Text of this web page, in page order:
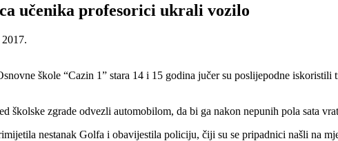
učenika profesorici ukrali vozilo
škole “Cazin 1” stara 14 i 15 godina jučer su poslijepodne
školske zgrade odvezli automobilom, da bi ga nakon nepunih pola sata
nestanak Golfa i obavijestila policiju, čiji su se pripadnici našli na